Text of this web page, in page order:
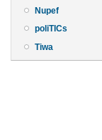
Nupef
poliTICs
Tiwa